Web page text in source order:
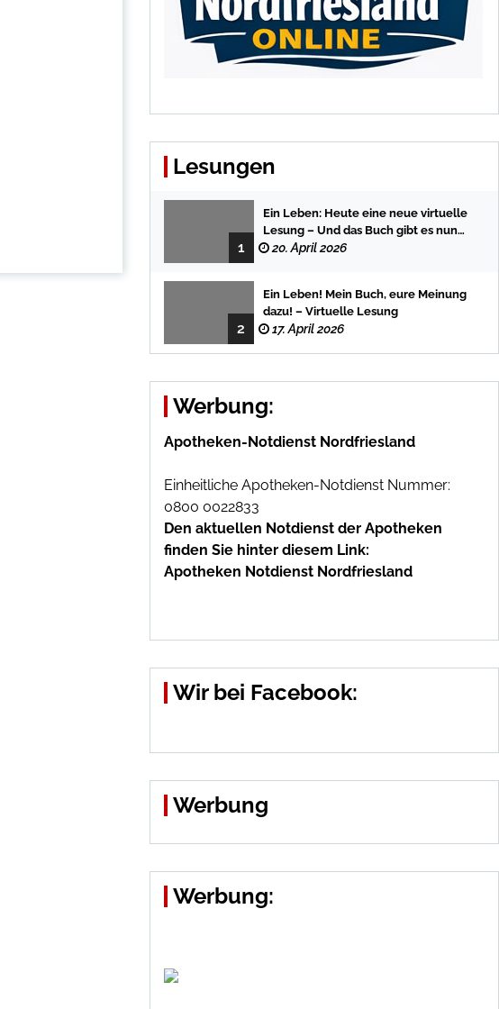
Lesungen
1
Ein Leben: Heute eine neue virtuelle
Lesung – Und das Buch gibt es nun
auch in der Bredstedter
20. April 2026
2
Ein Leben! Mein Buch, eure Meinung
dazu! – Virtuelle Lesung
17. April 2026
Werbung:
Apotheken-Notdienst Nordfriesland
Einheitliche Apotheken-Notdienst Nummer:
0800 0022833
Den aktuellen Notdienst der Apotheken
finden Sie hinter diesem Link:
Apotheken Notdienst Nordfriesland
Wir bei Facebook:
Werbung
Werbung: